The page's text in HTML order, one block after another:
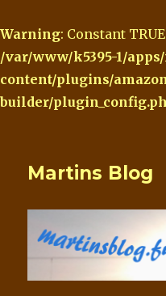
Warning: Constant
/var/www/k5395-1/
content/plugins/
builder/
Martins Blog